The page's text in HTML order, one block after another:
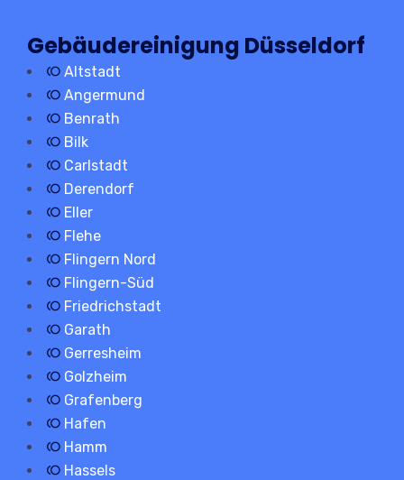
Gebäudereinigung Düsseldorf
Altstadt
Angermund
Benrath
Bilk
Carlstadt
Derendorf
Eller
Flehe
Flingern Nord
Flingern-Süd
Friedrichstadt
Garath
Gerresheim
Golzheim
Grafenberg
Hafen
Hamm
Hassels